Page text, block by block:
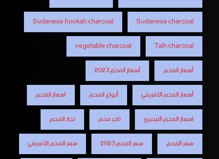
Sudanese charcoal
Sudanese hookah charcoal
Talh charcoal
vegetable charcoal
أسعار الفحم
أسعار الفحم 2023
أسعار الفحم الأفريقي
أنواع الفحم
اسعار الفحم
اسعار الفحم النيجيري
تاجر فحم
تجار الفحم
سعر الفحم
سعر الفحم 2023
سعر الفحم الأفريقي